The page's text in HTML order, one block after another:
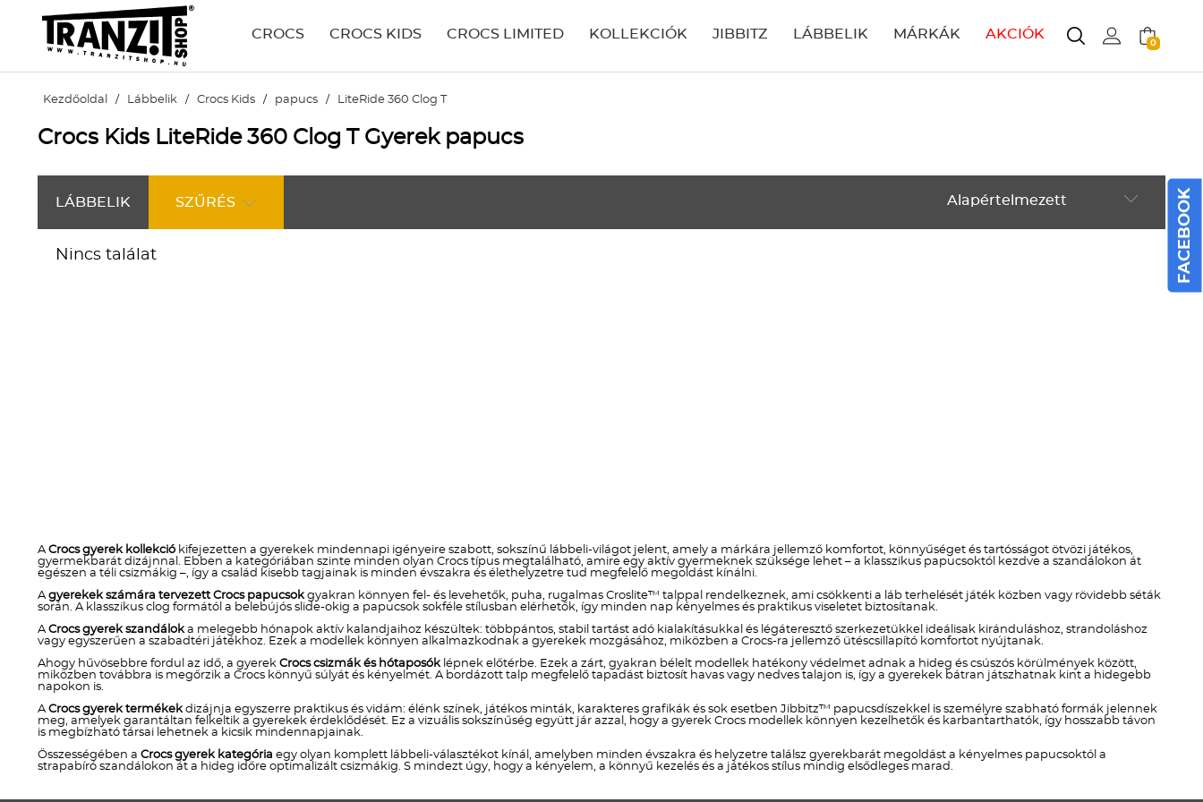
CROCS CROCS KIDS CROCS LIMITED KOLLEKCIÓK JIBBITZ LÁBBELIK MÁRKÁK AKCIÓK
0
Kezdőoldal / Lábbelik / Crocs Kids / papucs / LiteRide 360 Clog T
Crocs Kids LiteRide 360 Clog T Gyerek papucs
LÁBBELIK SZŰRÉS Alapértelmezett
Alapértelmezett
Nincs találat
ACrocs gyerek kollekció kifejezetten a gyerekek mindennapi igényeire szabott, sokszínű lábbeli-világot jelent, amely a márkára jellemző komfortot, könnyűséget és tartósságot ötvözi játékos,
gyermekbarát dizájnnal. Ebben a kategóriában szinte minden olyan Crocs típus megtalálható, amire egy aktív gyermeknek szüksége lehet – a klasszikus papucsoktól kezdve a szandálokon át
egészen a téli csizmákig –, így a család kisebb tagjainak is minden évszakra és élethelyzetre tud megfelelő megoldást kínálni.
Agyerekek számára tervezett Crocs papucsokgyakran könnyen fel- és levehetők, puha, rugalmas Croslite™ talppal rendelkeznek, ami csökkenti a láb terhelését játék közben vagy rövidebb séták
során. A klasszikus clog formától a belebújós slide-okig a papucsok sokféle stílusban elérhetők, így minden nap kényelmes és praktikus viseletet biztosítanak.
ACrocs gyerek szandáloka melegebb hónapok aktív kalandjaihoz készültek: többpántos, stabil tartást adó kialakításukkal és légáteresztő szerkezetükkel ideálisak kiránduláshoz, strandoláshoz
vagy egyszerűen a szabadtéri játékhoz. Ezek a modellek könnyen alkalmazkodnak a gyerekek mozgásához, miközben a Crocs-ra jellemző ütéscsillapító komfortot nyújtanak.
Ahogy hűvösebbre fordul az idő, a gyerek Crocs csizmák és hótaposóklépnek előtérbe. Ezek a zárt, gyakran bélelt modellek hatékony védelmet adnak a hideg és csúszós körülmények között,
miközben továbbra is megőrzik a Crocs könnyű súlyát és kényelmét. A bordázott talp megfelelő tapadást biztosít havas vagy nedves talajon is, így a gyerekek bátran játszhatnak kint a hidegebb
napokon is.
ACrocs gyerek termékekdizájnja egyszerre praktikus és vidám: élénk színek, játékos minták, karakteres grafikák és sok esetben Jibbitz™ papucsdíszekkel is személyre szabható formák jelennek
meg, amelyek garantáltan felkeltik a gyerekek érdeklődését. Ez a vizuális sokszínűség együtt jár azzal, hogy a gyerek Crocs modellek könnyen kezelhetők és karbantarthatók, így hosszabb távon
is megbízható társai lehetnek a kicsik mindennapjainak.
Összességében a Crocs gyerek kategória egy olyan komplett lábbeli-választékot kínál, amelyben minden évszakra és helyzetre találsz gyerekbarát megoldást a kényelmes papucsoktól a
strapabíró szandálokon át a hideg időre optimalizált csizmákig. S mindezt úgy, hogy a kényelem, a könnyű kezelés és a játékos stílus mindig elsődleges marad.
FACEBOOK